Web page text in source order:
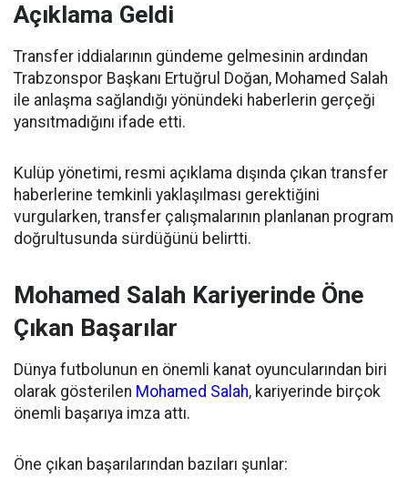
Açıklama Geldi
Transfer iddialarının gündeme gelmesinin ardından
Trabzonspor Başkanı Ertuğrul Doğan, Mohamed Salah
ile anlaşma sağlandığı yönündeki haberlerin gerçeği
yansıtmadığını ifade etti.
Kulüp yönetimi, resmi açıklama dışında çıkan transfer
haberlerine temkinli yaklaşılması gerektiğini
vurgularken, transfer çalışmalarının planlanan program
doğrultusunda sürdüğünü belirtti.
Mohamed Salah Kariyerinde Öne
Çıkan Başarılar
Dünya futbolunun en önemli kanat oyuncularından biri
olarak gösterilen Mohamed Salah, kariyerinde birçok
önemli başarıya imza attı.
Öne çıkan başarılarından bazıları şunlar: